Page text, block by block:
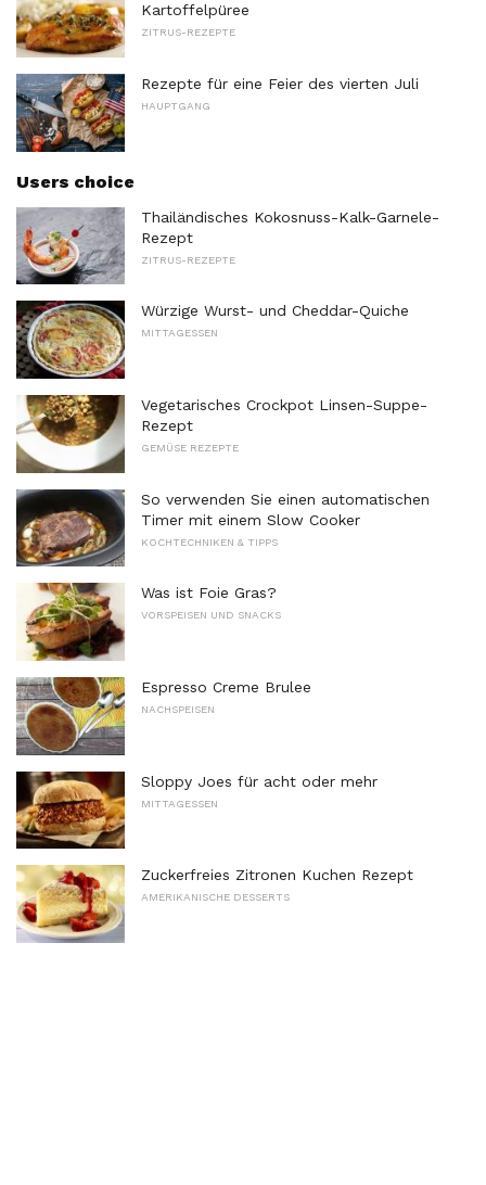
Kartoffelpüree
ZITRUS-REZEPTE
Rezepte für eine Feier des vierten Juli
HAUPTGANG
Users choice
Thailändisches Kokosnuss-Kalk-Garnele-
Rezept
ZITRUS-REZEPTE
Würzige Wurst- und Cheddar-Quiche
MITTAGESSEN
Vegetarisches Crockpot Linsen-Suppe-
Rezept
GEMÜSE REZEPTE
So verwenden Sie einen automatischen
Timer mit einem Slow Cooker
KOCHTECHNIKEN & TIPPS
Was ist Foie Gras?
VORSPEISEN UND SNACKS
Espresso Creme Brulee
NACHSPEISEN
Sloppy Joes für acht oder mehr
MITTAGESSEN
Zuckerfreies Zitronen Kuchen Rezept
AMERIKANISCHE DESSERTS